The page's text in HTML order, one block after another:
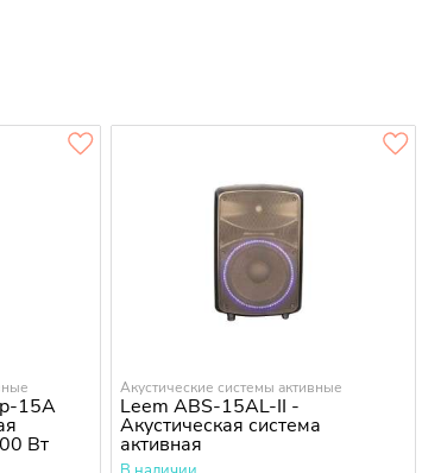
15A
Вт
Акустические системы активные
Leem ABS-15AL-II -
Акустическая система
активная